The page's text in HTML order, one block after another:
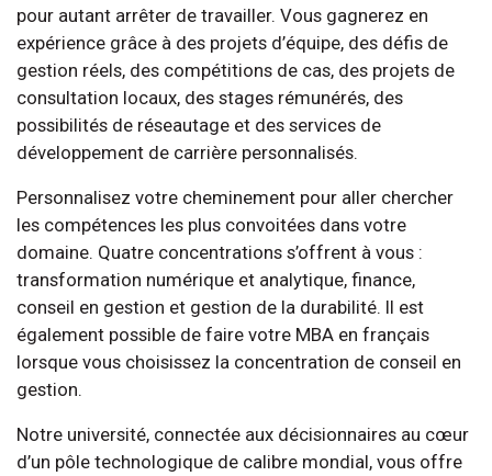
pour autant arrêter de travailler. Vous gagnerez en
expérience grâce à des projets d’équipe, des défis de
gestion réels, des compétitions de cas, des projets de
consultation locaux, des stages rémunérés, des
possibilités de réseautage et des services de
développement de carrière personnalisés.
Personnalisez votre cheminement pour aller chercher
les compétences les plus convoitées dans votre
domaine. Quatre concentrations s’offrent à vous :
transformation numérique et analytique, finance,
conseil en gestion et gestion de la durabilité. Il est
également possible de faire votre MBA en français
lorsque vous choisissez la concentration de conseil en
gestion.
Notre université, connectée aux décisionnaires au cœur
d’un pôle technologique de calibre mondial, vous offre